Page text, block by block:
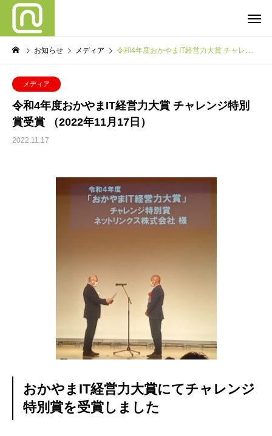
お知らせ メディア 令和4年度おかやまIT経営力大賞 チャレンジ特別賞受賞 （2022年11月17日）
メディア
令和4年度おかやまIT経営力大賞 チャレンジ特別
賞受賞 （2022年11月17日）
2022.11.17
おかやまIT経営力大賞にてチャレンジ
特別賞を受賞しました